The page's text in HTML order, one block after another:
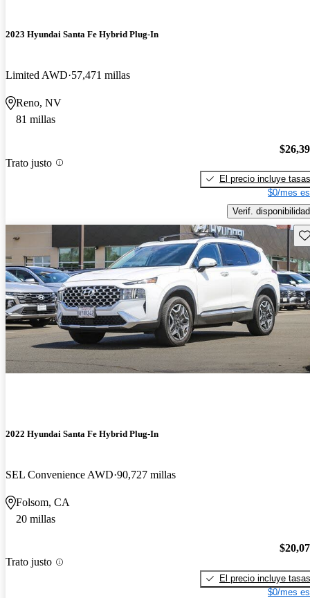
2023 Hyundai Santa Fe Hybrid Plug-In
Limited AWD 57,471 millas
Reno, NV
81 millas
Trato justo
El precio incluye tasas
$0/mes
Verif. disponibilidad
2022 Hyundai Santa Fe Hybrid Plug-In
SEL Convenience AWD 90,727 millas
Folsom, CA
20 millas
Trato justo
El precio incluye tasas
$0/mes